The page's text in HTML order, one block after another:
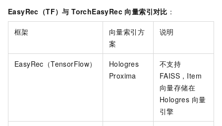
EasyRec（TF）与 TorchEasyRec 向量索引对比 ：
框架
向量索引方
案
说明
EasyRec（TensorFlow）
Hologres
Proxima
不支持
FAISS，Item
向量存储在
Hologres 向量
引擎